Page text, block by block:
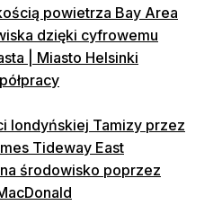
powietrza Bay Area
dzięki cyfrowemu
| Miasto Helsinki
londyńskiej Tamizy przez
Tideway East
środowisko poprzez